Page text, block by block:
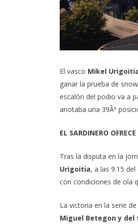
El vasco Mikel
ganar la prueba de
escalón del podio va a
anotaba una 39Âª
EL SARDINERO
Tras la disputa en la
Urigoitia, a las 9.15
con condiciones de ola
La victoria en la serie
Miguel Betegon y del